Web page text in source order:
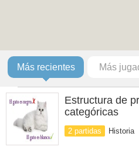
Más recientes Más
Estructura de
categóricas
2 partidas Historia